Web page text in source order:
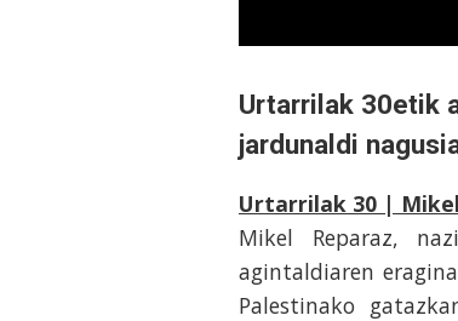
Urtarrilak 30etik
jardunaldi
Urtarrilak 30 |
Mikel Reparaz,
agintaldiaren
Palestinako